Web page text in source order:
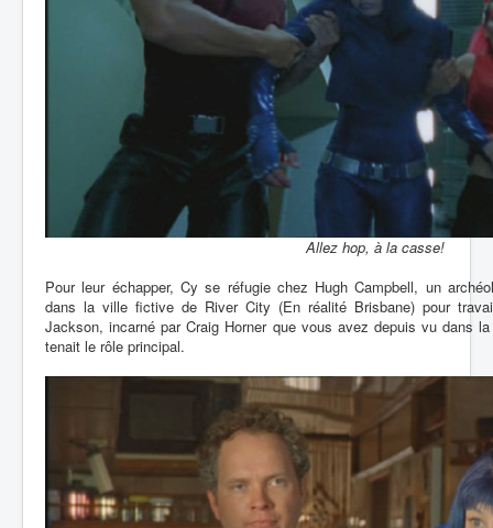
Allez hop, à la casse!
Pour leur échapper, Cy se réfugie chez Hugh Campbell, un
dans la ville fictive de River City (En réalité Brisbane) pour
Jackson, incarné par Craig Horner que vous avez depuis vu dans
tenait le rôle principal.